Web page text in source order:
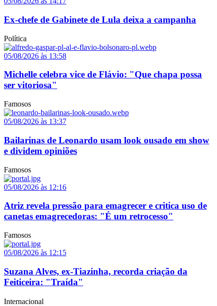
Ex-chefe de Gabinete de Lula deixa a campanha
Política
05/08/2026 às 13:58
Michelle celebra vice de Flávio: "Que chapa possa
ser vitoriosa"
Famosos
05/08/2026 às 13:37
Bailarinas de Leonardo usam look ousado em show
e dividem opiniões
Famosos
05/08/2026 às 12:16
Atriz revela pressão para emagrecer e critica uso de
canetas emagrecedoras: "É um retrocesso"
Famosos
05/08/2026 às 12:15
Suzana Alves, ex-Tiazinha, recorda criação da
Feiticeira: "Traída"
Internacional